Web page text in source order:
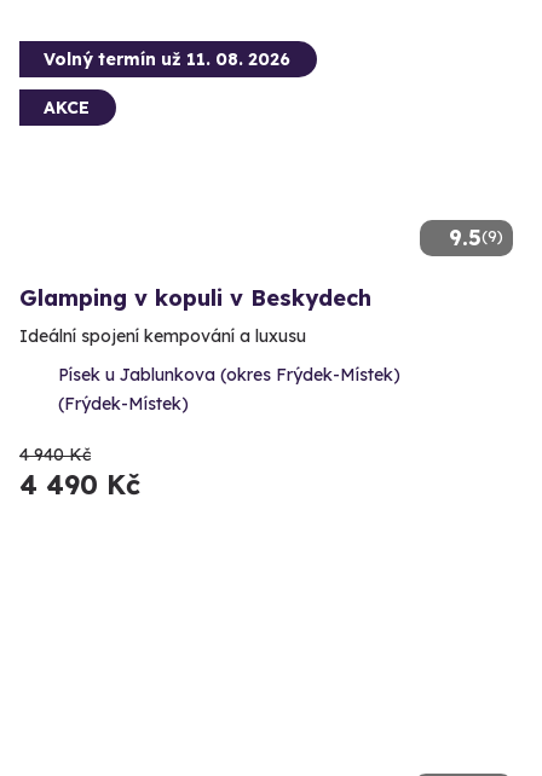
9.5(9)
Volný termín už 11. 08. 2026
AKCE
Glamping v kopuli v Beskydech
Ideální spojení kempování a luxusu
Písek u Jablunkova (okres Frýdek-Místek)
(Frýdek-Místek)
4 940 Kč
4 490 Kč